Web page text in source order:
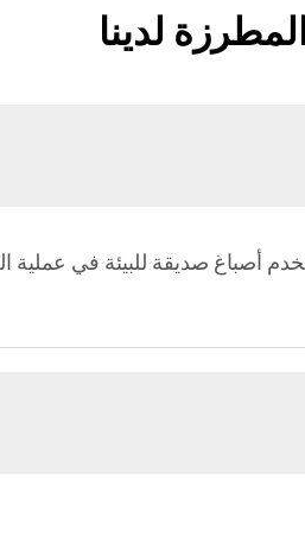
لدينا
أصباغ صديقة للبيئة في عملية